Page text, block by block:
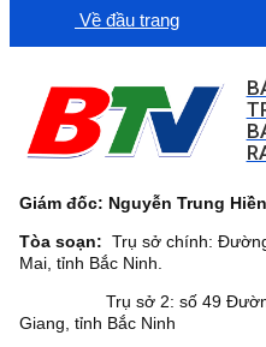
Về đầu trang
Giám đốc: Nguyễn Trung Hiền
Tòa soạn: Trụ sở chính:
Mai, tỉnh Bắc Ninh.
Trụ sở 2: số 49 Đường
Giang, tỉnh Bắc Ninh